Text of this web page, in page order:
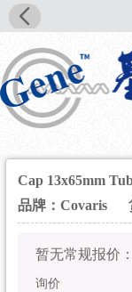
Cap 13x65mm
品牌：Covaris
暂无常规报价：
询价